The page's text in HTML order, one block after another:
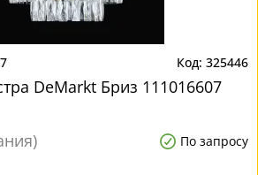
325446
DeMarkt Бриз 111016607
По запросу